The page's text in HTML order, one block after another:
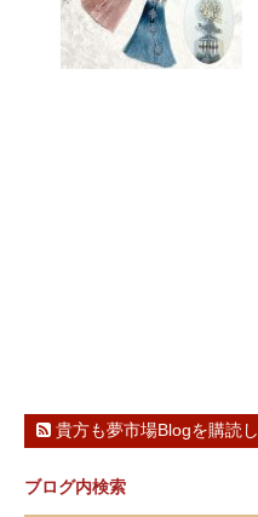
貴方も夢市場Blogを購読
ブログ内検索